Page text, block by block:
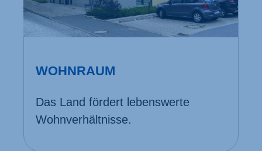
WOHNRAUM
Das Land fördert lebenswerte
Wohn­verhältnisse.